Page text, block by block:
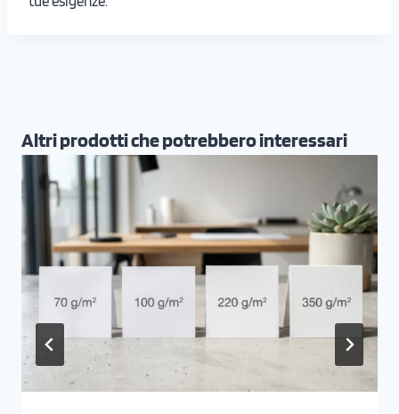
Altri prodotti che potrebbero interessari